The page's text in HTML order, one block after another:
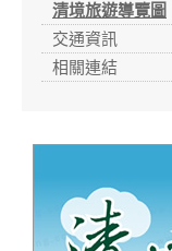
清境旅遊導覽圖
交通資訊
相關連結